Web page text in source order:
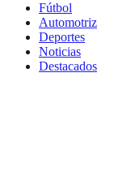
Fútbol
Automotriz
Deportes
Noticias
Destacados